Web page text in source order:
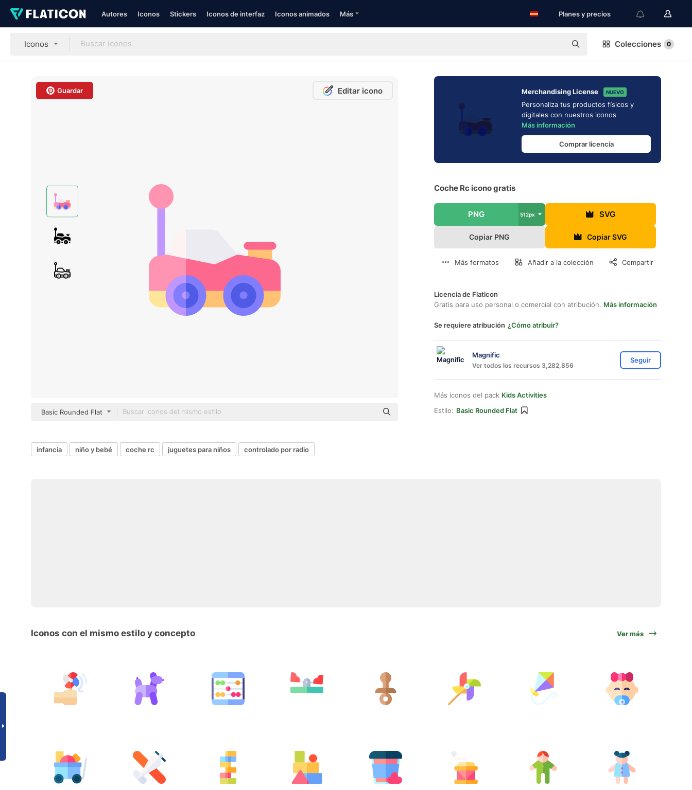
Autores Iconos Stickers Iconos de interfaz Iconos animados Más Planes y precios
Iconos Colecciones 0
Guardar Editar icono
Basic Rounded Flat
Merchandising License NUEVO
Personaliza tus productos físicos y
digitales con nuestros iconos
Más información
Comprar licencia
Coche Rc icono gratis
PNG 512px SVG
Copiar PNG Copiar SVG
Más formatos Añadir a la colección Compartir
Licencia de Flaticon
Gratis para uso personal o comercial con atribución. Más información
Se requiere atribución ¿Cómo atribuir?
Magnific
Ver todos los recursos 3,282,856
Seguir
Más iconos del pack Kids Activities
Estilo: Basic Rounded Flat
infancia niño y bebé coche rc juguetes para niños controlado por radio
Iconos con el mismo estilo y concepto Ver más